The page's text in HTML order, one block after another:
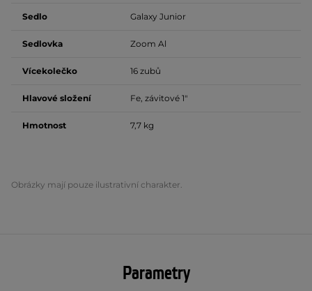
Sedlo Galaxy Junior
Sedlovka Zoom Al
Vícekolečko 16 zubů
Hlavové složení Fe, závitové 1"
Hmotnost 7,7 kg
Obrázky mají pouze ilustrativní charakter.
Parametry